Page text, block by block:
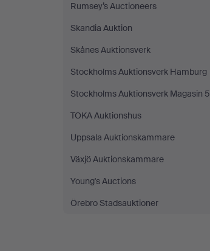
Rumsey’s Auctioneers
Skandia Auktion
Skånes Auktionsverk
Stockholms Auktionsverk Hamburg
Stockholms Auktionsverk Magasin 5
TOKA Auktionshus
Uppsala Auktionskammare
Växjö Auktionskammare
Young's Auctions
Örebro Stadsauktioner